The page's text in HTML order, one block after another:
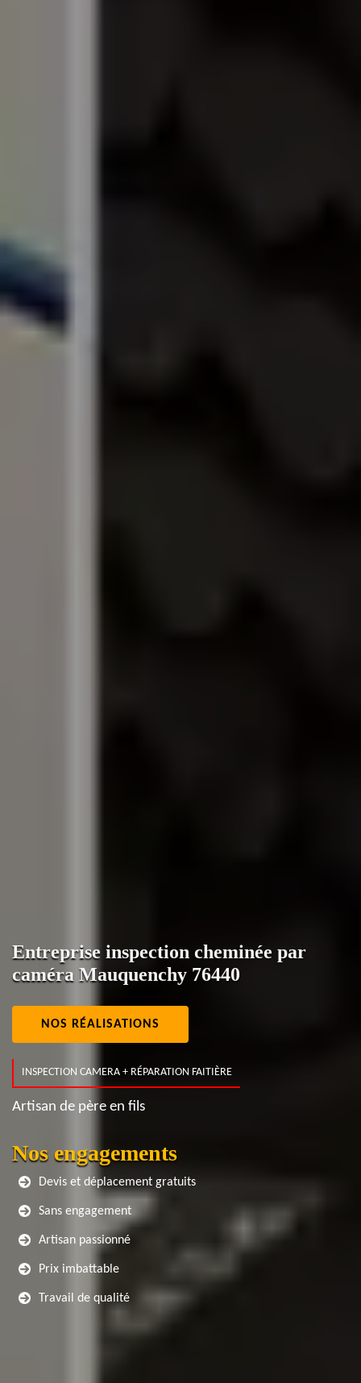
Entreprise inspection cheminée par
caméra Mauquenchy 76440
NOS RÉALISATIONS
INSPECTION CAMERA + RÉPARATION FAITIÈRE
Artisan de père en fils
Nos engagements
Devis et déplacement gratuits
Sans engagement
Artisan passionné
Prix imbattable
Travail de qualité